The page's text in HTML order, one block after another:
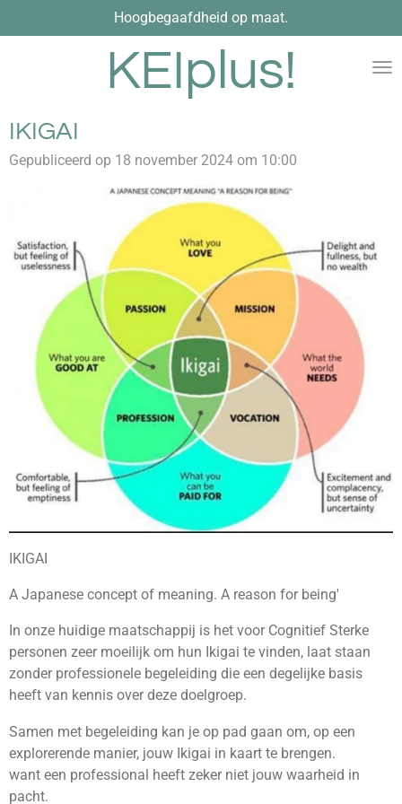
direct
KEIplus!
Hoogbegaafdheid op maat.
IKIGAI
Gepubliceerd op 18 november 2024 om 10:00
IKIGAI
A Japanese concept of meaning. A reason for being'
In onze huidige maatschappij is het voor Cognitief Sterke
personen zeer moeilijk om hun Ikigai te vinden, laat staan
zonder professionele begeleiding die een degelijke basis
heeft van kennis over deze doelgroep.
Samen met begeleiding kan je op pad gaan om, op een
explorerende manier, jouw Ikigai in kaart te brengen.
want een professional heeft zeker niet jouw waarheid in
pacht.